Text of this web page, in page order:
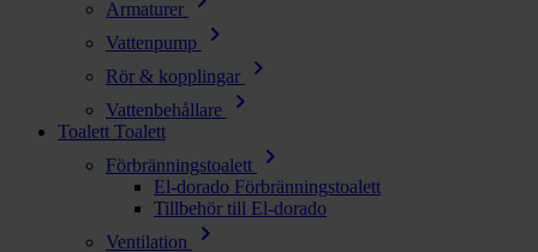
Armaturer
Vattenpump chevron_right
Rör & kopplingar chevron_right
Vattenbehållare chevron_right
Toalett Toalett
Förbränningstoalett
chevron_right
El-dorado Förbränningstoalett
Tillbehör till El-dorado
Ventilation
chevron_right